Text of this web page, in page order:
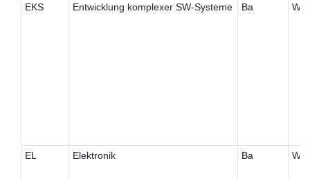
EKS Entwicklung komplexer SW-Systeme Ba W
EL Elektronik Ba W